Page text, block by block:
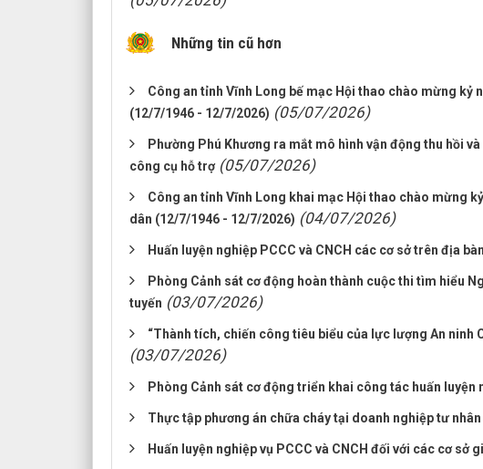
Những tin cũ hơn
Công an tỉnh Vĩnh Long bế mạc Hội thao chào mừng kỷ
(12/7/1946 - 12/7/2026) (05/07/2026)
Phường Phú Khương ra mắt mô hình vận động thu hồi
công cụ hỗ trợ (05/07/2026)
Công an tỉnh Vĩnh Long khai mạc Hội thao chào mừng
dân (12/7/1946 - 12/7/2026) (04/07/2026)
Huấn luyện nghiệp PCCC và CNCH các cơ sở trên địa
Phòng Cảnh sát cơ động hoàn thành cuộc thi tìm hiểu
tuyến (03/07/2026)
“Thành tích, chiến công tiêu biểu của lực lượng An ninh
(03/07/2026)
Phòng Cảnh sát cơ động triển khai công tác huấn luyện
Thực tập phương án chữa cháy tại doanh nghiệp tư
Huấn luyện nghiệp vụ PCCC và CNCH đối với các cơ sở